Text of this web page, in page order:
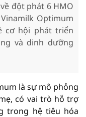
đột phát 6 HMO
Optimum
cơ hội phát triển
và dinh dưỡng
là sự mô phỏng
có vai trò hỗ trợ
trong hệ tiêu hóa